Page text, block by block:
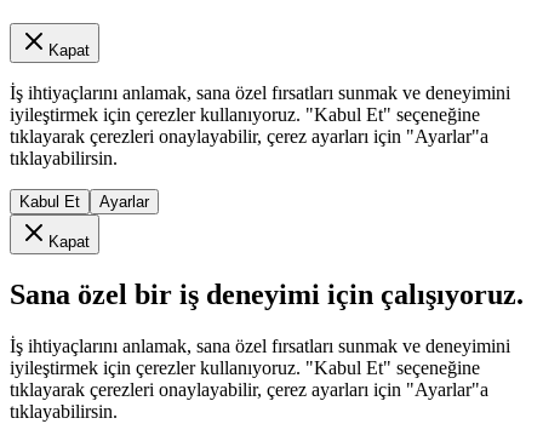
Kapat
İş ihtiyaçlarını anlamak, sana özel fırsatları sunmak ve deneyimini
iyileştirmek için çerezler kullanıyoruz. "Kabul Et" seçeneğine
tıklayarak çerezleri onaylayabilir, çerez ayarları için "Ayarlar"a
tıklayabilirsin.
Kabul Et Ayarlar
Kapat
Sana özel bir iş deneyimi için çalışıyoruz.
İş ihtiyaçlarını anlamak, sana özel fırsatları sunmak ve deneyimini
iyileştirmek için çerezler kullanıyoruz. "Kabul Et" seçeneğine
tıklayarak çerezleri onaylayabilir, çerez ayarları için "Ayarlar"a
tıklayabilirsin.